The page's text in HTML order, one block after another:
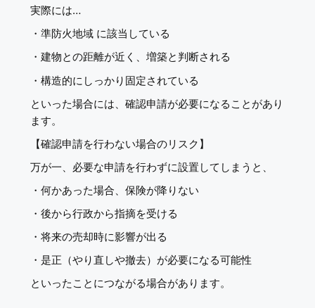
実際には…
・準防火地域 に該当している
・建物との距離が近く、増築と判断される
・構造的にしっかり固定されている
といった場合には、確認申請が必要になることがあり
ます。
【確認申請を行わない場合のリスク】
万が一、必要な申請を行わずに設置してしまうと、
・何かあった場合、保険が降りない
・後から行政から指摘を受ける
・将来の売却時に影響が出る
・是正（やり直しや撤去）が必要になる可能性
といったことにつながる場合があります。